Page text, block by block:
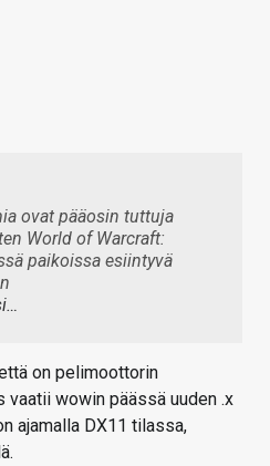
ovat pääosin tuttuja
World of Warcraft:
paikoissa esiintyvä
on pelimoottorin
vaatii wowin päässä uuden .x
ajamalla DX11 tilassa,